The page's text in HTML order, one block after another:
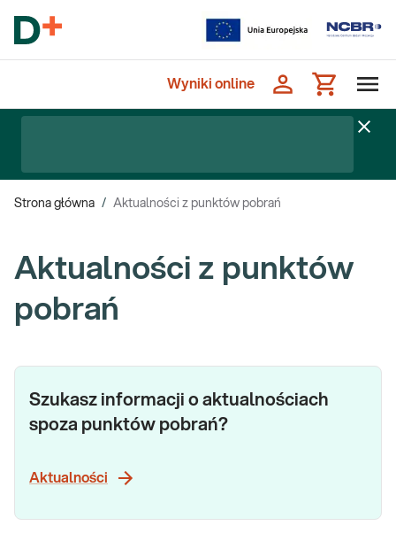
Wyniki online
Strona główna / Aktualności z punktów pobrań
Aktualności z punktów
pobrań
Szukasz informacji o aktualnościach
spoza punktów pobrań?
Aktualności